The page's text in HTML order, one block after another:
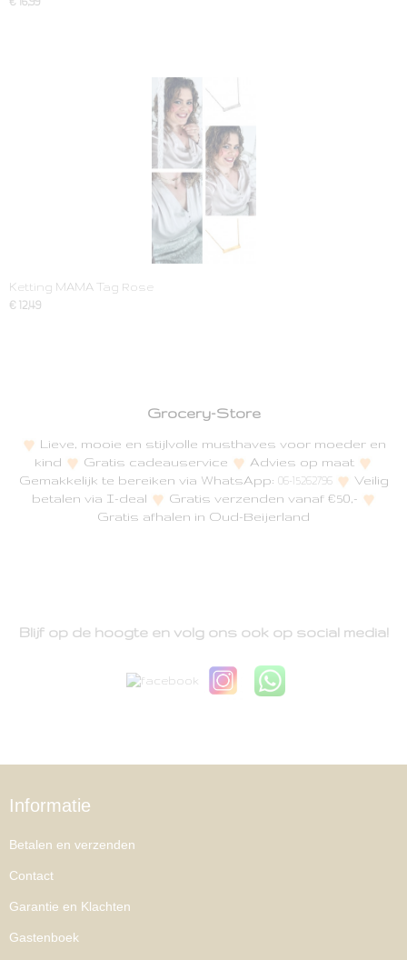
Ketting MAMA Tag Rose
€ 12,49
Grocery-Store
Lieve, mooie en stijlvolle musthaves voor moeder en
kind
Gratis cadeauservice
Advies op maat
Gemakkelijk te bereiken via WhatsApp: 06-15262796
Veilig
betalen via I-deal
Gratis verzenden vanaf €50,-
Gratis afhalen in Oud-Beijerland
Blijf op de hoogte en volg ons ook op social media!
Informatie
Betalen en verzenden
Contact
Garantie en Klachten
Gastenboek